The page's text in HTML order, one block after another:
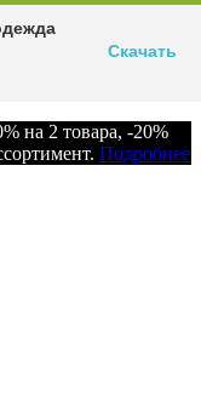
2 товара, -20%
Подробнее
Скачать